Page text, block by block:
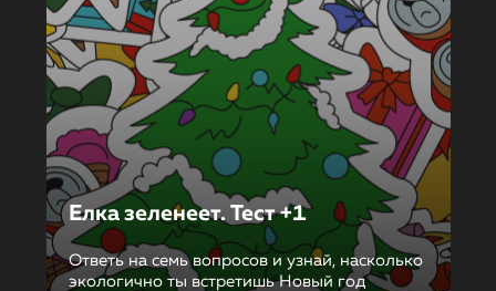
Елка зеленеет. Тест +1
Ответь на семь вопросов и узнай, насколько
экологично ты встретишь Новый год